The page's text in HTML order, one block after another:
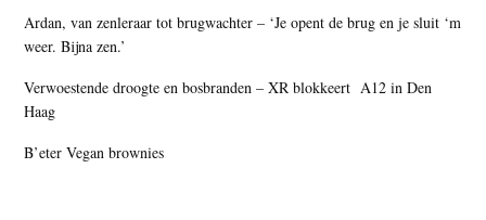
Ardan, van zenleraar tot brugwachter – ‘Je opent de brug en je sluit ‘m
weer. Bijna zen.’
Verwoestende droogte en bosbranden – XR blokkeert A12 in Den
Haag
B’eter Vegan brownies